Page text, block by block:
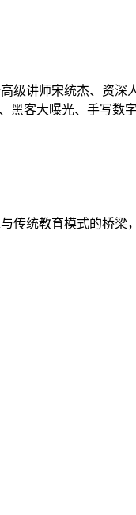
讲师宋统杰、资深
客大曝光、手写数
统教育模式的桥梁